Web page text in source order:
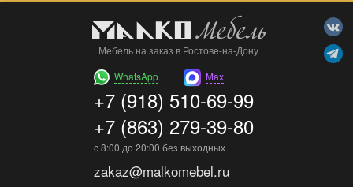
Мебель на заказ в Ростове-на-Дону
WhatsApp
Max
+7 (918) 510-69-99
+7 (863) 279-39-80
с 8:00 до 20:00 без выходных
zakaz@malkomebel.ru